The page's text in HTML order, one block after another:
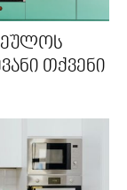
თქვენი